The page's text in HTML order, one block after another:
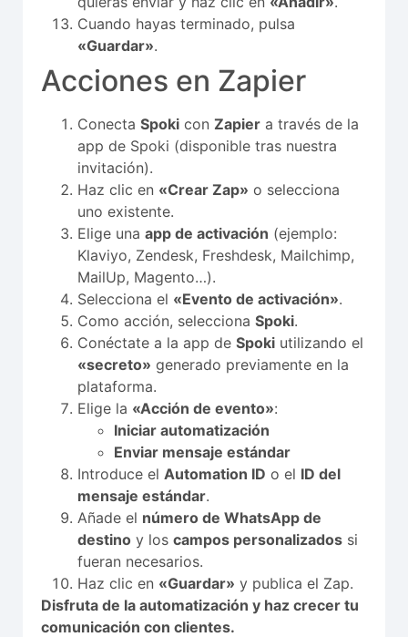
Cuando hayas terminado, pulsa
«Guardar».
Acciones en Zapier
Conecta Spoki con Zapier a través de la
app de Spoki (disponible tras nuestra
invitación).
Haz clic en «Crear Zap» o selecciona
uno existente.
Elige una app de activación (ejemplo:
Klaviyo, Zendesk, Freshdesk, Mailchimp,
MailUp, Magento…).
Selecciona el «Evento de activación».
Como acción, selecciona Spoki.
Conéctate a la app de Spoki utilizando el
«secreto» generado previamente en la
plataforma.
Elige la «Acción de evento»:
Iniciar automatización
Enviar mensaje estándar
Introduce el Automation ID o el ID del
mensaje estándar.
Añade el número de WhatsApp de
destino y los campos personalizados si
fueran necesarios.
Haz clic en «Guardar» y publica el Zap.
Disfruta de la automatización y haz crecer tu
comunicación con clientes.